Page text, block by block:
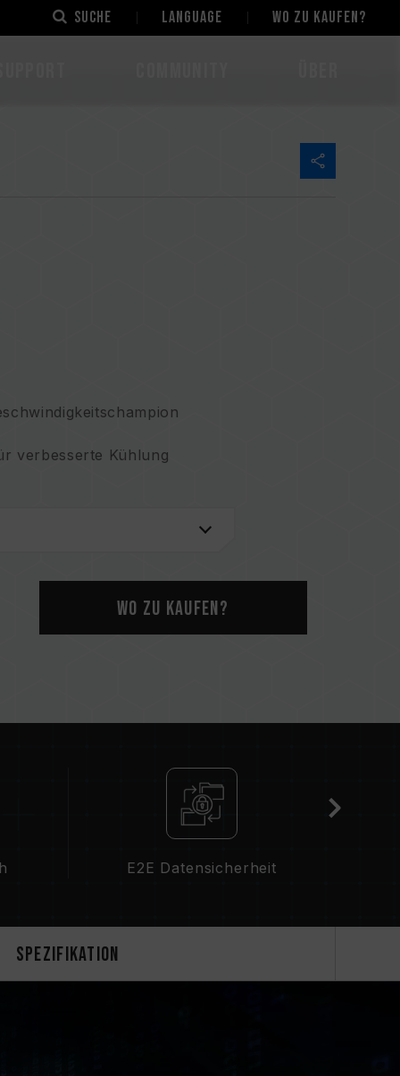
Suche LANGUAGE Wo zu kaufen?
verbesserte Kühlung
US11051392B2
CN 211019739 U
Wo zu kaufen?
E2E Datensicherheit
Spezifikation